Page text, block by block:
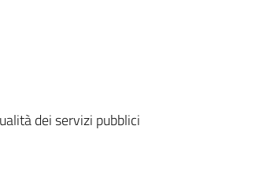
dei servizi pubblici